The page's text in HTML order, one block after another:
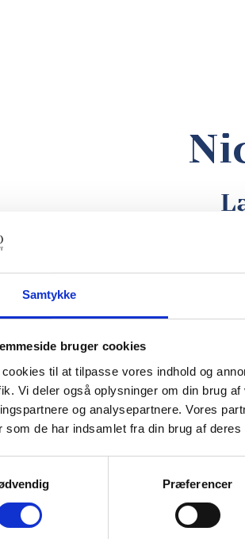
Samtykke
bruger cookies
til at tilpasse vores indhold og
Vi deler også oplysninger om din brug
og analysepartnere. Vores
som de har indsamlet fra din brug af deres
Præferencer
publikumsfavorit, der bare leverer
der balancerer de klassiske træk
af lyse røde bær, som jordbær og
lagring på egetræsfade
og en behagelig frisk syre,
med en blød finish.
vin, der gør sig godt til både
nyd de skønne lag af frugt og